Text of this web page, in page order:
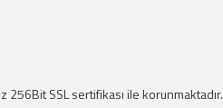
256Bit SSL sertifikası ile korunmaktadır.